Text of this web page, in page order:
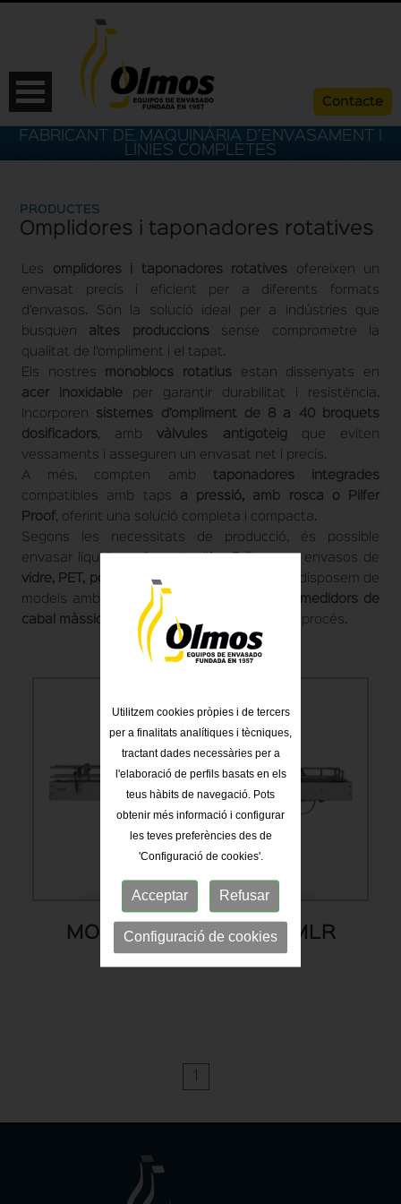
Contacte
ESP CAT
FABRICANT DE MAQUINÀRIA D’ENVASAMENT I
LÍNIES COMPLETES
PRODUCTES
Omplidores i taponadores rotatives
Les omplidores i taponadores rotatives ofereixen un
envasat precís i eficient per a diferents formats
d’envasos. Són la solució ideal per a indústries que
busquen altes produccionssense comprometre la
qualitat de l’ompliment i el tapat.
Els nostres monoblocs rotatius estan dissenyats en
acer inoxidable per garantir durabilitat i resistència.
Incorporen sistemes d’ompliment de 8 a 40 broquets
dosificadors, ambvàlvules antigoteig que eviten
vessaments i asseguren un envasat net i precís.
A més, compten amb
taponadores integrades
compatibles amb taps a pressió, amb rosca o Pilfer
Proof, oferint una solució completa i compacta.
Segons les necessitats de producció, és possible
envasar líquids en formats d’1 a 5 litres, en envasos de
vidre, PET, polietilè i altres materials
. També disposem de
models amb
dosificació volumètrica
medidors de
cabal màssics
per a una major precisió en el procés.
MONOBLOC ROTATIU MLR
Utilitzem cookies pròpies i de tercers
per a finalitats analítiques i tècniques,
tractant dades necessàries per a
l'elaboració de perfils basats en els
teus hàbits de navegació. Pots
obtenir més informació i configurar
les teves preferències des de
'Configuració de cookies'.
Acceptar Refusar
Configuració de cookies